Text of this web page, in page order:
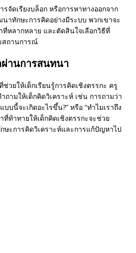
รจัดเรียงบล็อก หรือการหาทางออกจาก
าทักษะการคิดอย่างมีระบบ พวกเขาจะ
หลากหลาย และตัดสินใจเลือกวิธีที่
สถานการณ์
านการสนทนา
วยให้เด็กเรียนรู้การคิดเชิงตรรกะ ครู
ถามให้เด็กคิดวิเคราะห์ เช่น การถามว่า
บนี้จะเกิดอะไรขึ้น?” หรือ “ทำไมเราถึง
ท้าทายให้เด็กคิดเชิงตรรกะจะช่วย
ะการคิดวิเคราะห์และการแก้ปัญหาไป